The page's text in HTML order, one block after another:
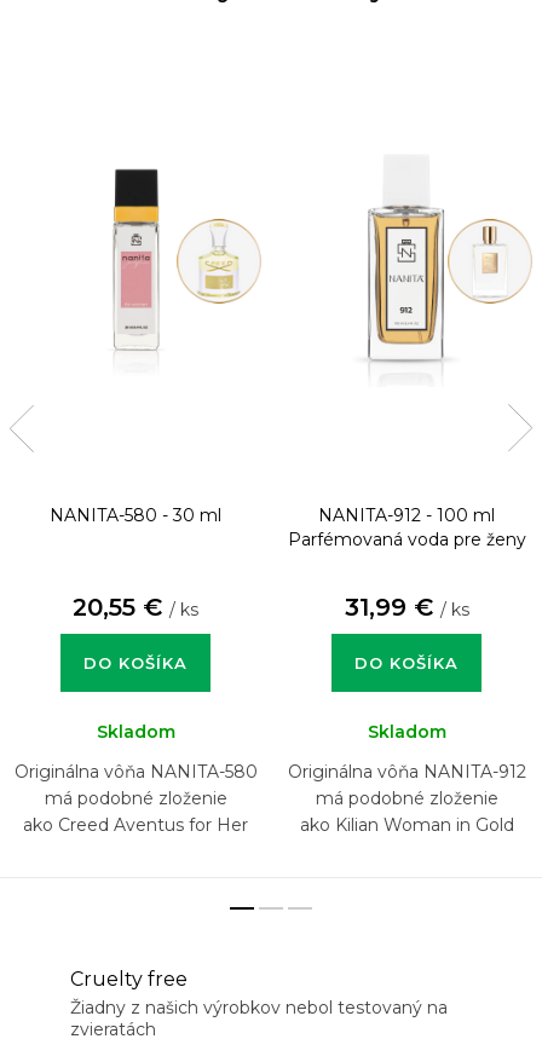
NANITA-580 - 30 ml
20,55 € / ks
DO KOŠÍKA
Skladom
Originálna vôňa NANITA-580
má podobné zloženie
ako Creed Aventus for Her
NANITA-912 - 100 ml
Parfémovaná voda pre ženy
31,99 € / ks
DO KOŠÍKA
Skladom
Originálna vôňa NANITA-912
má podobné zloženie
ako Kilian Woman in Gold
Cruelty free
Žiadny z našich výrobkov nebol testovaný na
zvieratách